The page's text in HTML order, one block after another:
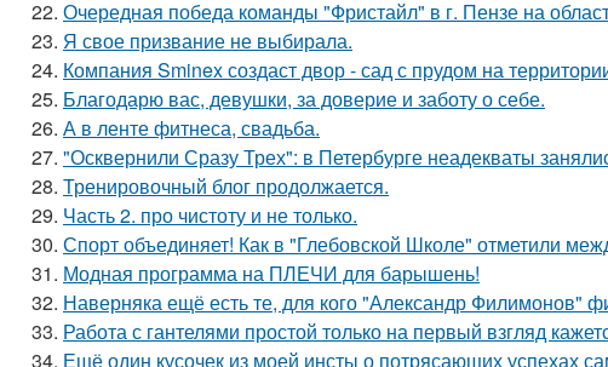
22. Очередная победа команды "Фристайл" в г. Пензе на
23. Я свое призвание не выбирала.
24. Компания Sminex создаст двор - сад с прудом на
25. Благодарю вас, девушки, за доверие и заботу о себе.
26. А в ленте фитнеса, свадьба.
27. "Осквернили Сразу Трех": в Петербурге неадекваты
28. Тренировочный блог продолжается.
29. Часть 2. про чистоту и не только.
30. Спорт объединяет! Как в "Глебовской Школе" отметили
31. Модная программа на ПЛЕЧИ для барышень!
32. Наверняка ещё есть те, для кого "Александр Филимонов"
33. Работа с гантелями простой только на первый взгляд
34. Ещё один кусочек из моей инсты о потрясающих успехах